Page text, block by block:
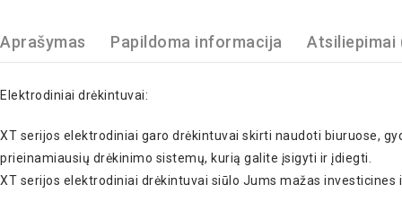
Aprašymas Papildoma informacija Atsiliepimai
Elektrodiniai drėkintuvai:
XT serijos elektrodiniai garo drėkintuvai skirti naudoti biuruose,
prieinamiausių drėkinimo sistemų, kurią galite įsigyti ir įdiegti.
XT serijos elektrodiniai drėkintuvai siūlo Jums mažas